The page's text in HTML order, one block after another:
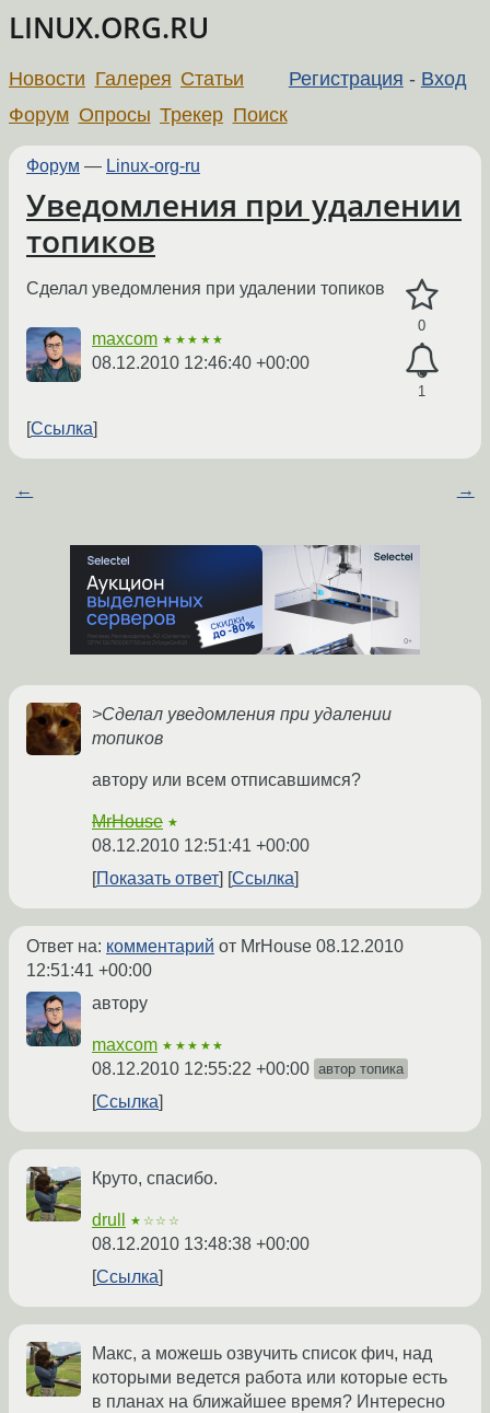
LINUX.ORG.RU
Регистрация - Вход
Новости Галерея Статьи
Форум Опросы Трекер Поиск
Форум — Linux-org-ru
Уведомления при удалении
топиков
0
1
Сделал уведомления при удалении топиков
maxcom ★★★★★
08.12.2010 12:46:40 +00:00
Ссылка
← →
>Сделал уведомления при удалении
топиков
автору или всем отписавшимся?
MrHouse ★
08.12.2010 12:51:41 +00:00
Показать ответ
Ссылка
Ответ на: комментарий от MrHouse 08.12.2010
12:51:41 +00:00
автору
maxcom ★★★★★
08.12.2010 12:55:22 +00:00 автор топика
Ссылка
Круто, спасибо.
drull ★☆☆☆
08.12.2010 13:48:38 +00:00
Ссылка
Макс, а можешь озвучить список фич, над
которыми ведется работа или которые есть
в планах на ближайшее время? Интересно